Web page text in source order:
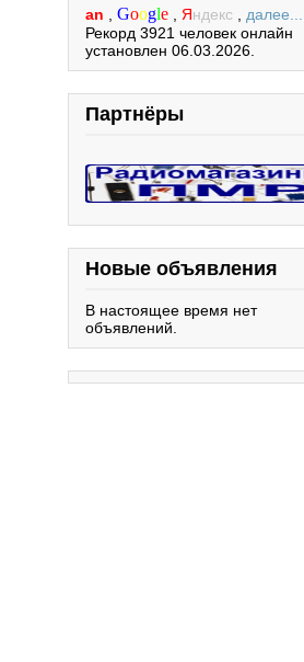
an Google Яндекс
далее...
Рекорд 3921 человек онлайн
установлен 06.03.2026.
Партнёры
Новые объявления
В настоящее время нет
объявлений.